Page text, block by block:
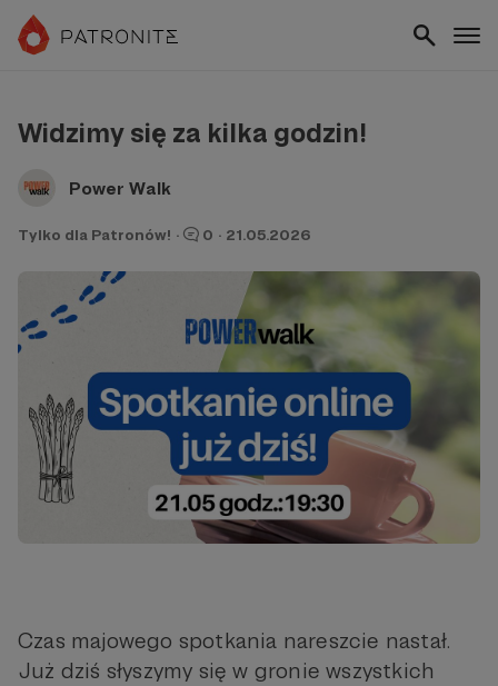
Widzimy się za kilka godzin!
Power Walk
Tylko dla Patronów! · 0 · 21.05.2026
Czas majowego spotkania nareszcie nastał.
Już dziś słyszymy się w gronie wszystkich